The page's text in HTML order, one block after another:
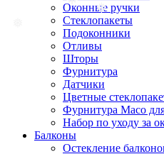
Оконные ручки
Стеклопакеты
Подоконники
Отливы
Шторы
Фурнитура
Датчики
Цветные
Фурнитура Maco
Набор по уходу за
Балконы
Остекление
❅ ❅